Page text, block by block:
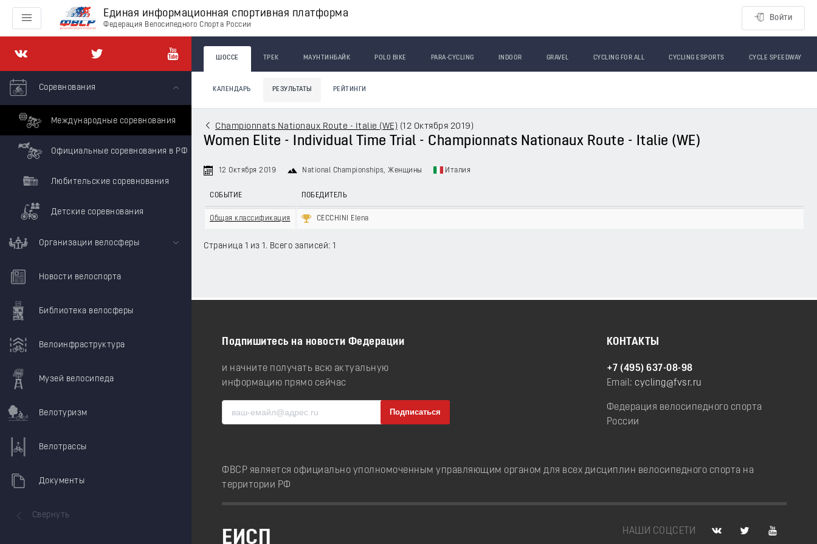
Единая информационная спортивная платформа
Федерация Велосипедного Спорта России
Войти
Соревнования
Международные соревнования
Официальные соревнования в РФ
Любительские соревнования
Детские соревнования
Организации велосферы
Новости велоспорта
Библиотека велосферы
Велоинфраструктура
Музей велосипеда
Велотуризм
Велотрассы
Документы
Свернуть
ШОССЕ ТРЕК МАУНТИНБАЙК POLO BIKE PARA-CYCLING INDOOR GRAVEL CYCLING FOR ALL CYCLING ESPORTS CYCLE SPEEDWAY
КАЛЕНДАРЬ РЕЗУЛЬТАТЫ РЕЙТИНГИ
Championnats Nationaux Route - Italie (WE) (12 Октября 2019 )
Women Elite - Individual Time Trial - Championnats Nationaux Route - Italie (WE)
12 Октября 2019 National Championships, Женщины Италия
СОБЫТИЕ ПОБЕДИТЕЛЬ
Общая классификация CECCHINI Elena
Страница 1 из 1. Всего записей: 1
Подпишитесь на новости Федерации
и начните получать всю актуальную
информацию прямо сейчас
КОНТАКТЫ
+7 (495) 637-08-98
Email: cycling@fvsr.ru
Федерация велосипедного спорта
России
ФВСР является официально уполномоченным управляющим органом для всех дисциплин велосипедного спорта на
территории РФ
НАШИ СОЦСЕТИ
ЕИСП